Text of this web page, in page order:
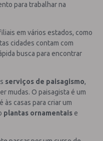
para trabalhar na
em vários estados, como
cidades contam com
busca para encontrar
serviços de paisagismo,
mudas. O paisagista é um
casas para criar um
plantas ornamentais e